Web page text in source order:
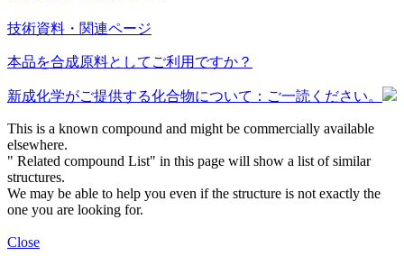
技術資料・関連ページ
本品を合成原料としてご利用ですか？
新成化学がご提供する化合物について：ご一読ください。
This is a known compound and might be commercially available
elsewhere.
" Related compound List" in this page will show a list of similar
structures.
We may be able to help you even if the structure is not exactly the
one you are looking for.
Close